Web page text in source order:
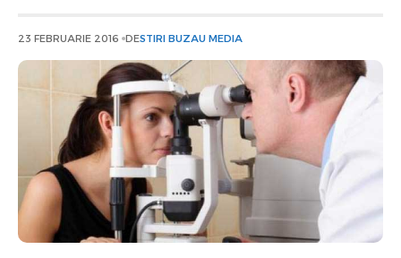
23 FEBRUARIE 2016 DESTIRI BUZAU MEDIA